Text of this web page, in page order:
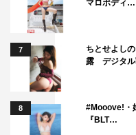
マロボディ…
7
ちとせよし
露 デジタ
8
#Mooove!・
『BLT…